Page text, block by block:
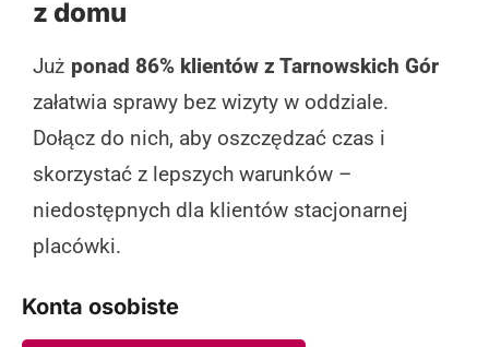
z domu
Już ponad 86% klientów z Tarnowskich Gór
załatwia sprawy bez wizyty w oddziale.
Dołącz do nich, aby oszczędzać czas i
skorzystać z lepszych warunków –
niedostępnych dla klientów stacjonarnej
placówki.
Konta osobiste